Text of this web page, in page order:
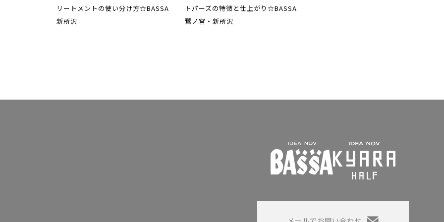
リートメントの使い分け方☆BASSA
新所沢
トパーズの特徴と仕上がり☆BASSA
鷺ノ宮・新所沢